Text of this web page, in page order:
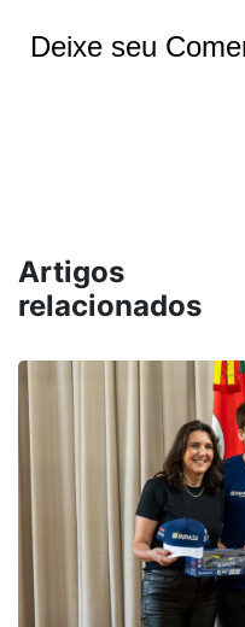
Deixe seu
Artigos
relacionados